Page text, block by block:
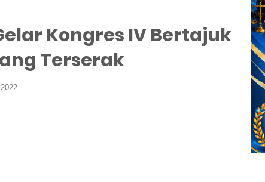
Kongres IV Bertajuk
Terserak